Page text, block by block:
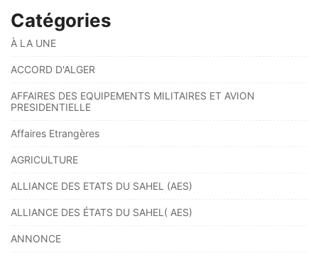
Catégories
À LA UNE
ACCORD D'ALGER
AFFAIRES DES EQUIPEMENTS MILITAIRES ET AVION
PRESIDENTIELLE
Affaires Etrangères
AGRICULTURE
ALLIANCE DES ETATS DU SAHEL (AES)
ALLIANCE DES ÉTATS DU SAHEL( AES)
ANNONCE